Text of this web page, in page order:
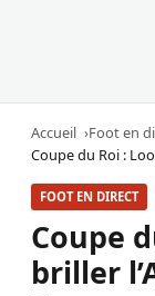
Accueil
Foot en
Coupe du Roi :
FOOT EN DIRECT
Coupe
briller